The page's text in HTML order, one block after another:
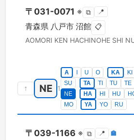
〒 031-0071 ※ ⧉ 📍
青森県 八戸市 沼館 📋
AOMORI KEN HACHINOHE SHI
↑ NE 1
A U O KA KI
SU
TA TI TU TE
NE
HA HI HU
MO
YA YO RU
〒 039-1166 ※ ⧉ 📍 🏣